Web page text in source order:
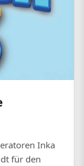
Inka
für den